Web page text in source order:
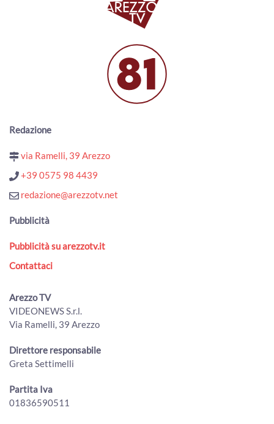
Esodo estivo, weekend da bollino nero. Torna il Piano
00:02:49 - Sabato, 01 Agosto 2026
Quindicenne fa arrestare i “finti Carabinieri” che avevano
truffato il nonno
00:01:38 - Venerdì, 31 Luglio 2026
00:01:44 - Giovedì, 30 Luglio 2026
Cocaina ed eroina nello zaino, scatta l'arresto per un
38enne
Arezzo. Cane salvato dalla Polizia sull’A1 e affidato
00:01:05 - Mercoledì, 29 Luglio 2026
ArezzoTV
Caso di legionella in una Rsa aretina, anziana ricoverata in
prognosi riservata
00:02:37 - Martedì, 28 Luglio 2026
Sventato l’assalto a un furgone carico d’oro diretto ad
Redazione
via Ramelli, 39 Arezzo
+39 0575 98 4439
redazione@arezzotv.net
Pubblicità
Pubblicità su arezzotv.it
Contattaci
Arezzo TV
VIDEONEWS S.r.l.
Via Ramelli, 39 Arezzo
Direttore responsabile
Greta Settimelli
Partita Iva
01836590511